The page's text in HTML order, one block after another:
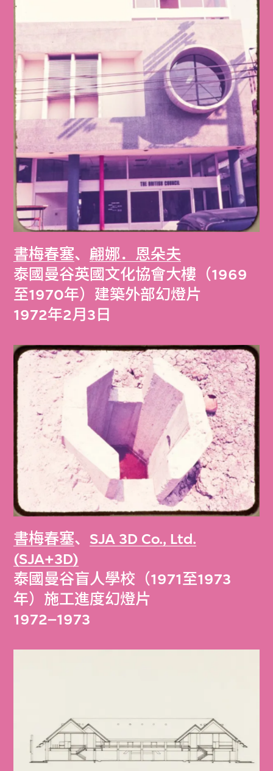
書梅春塞、翩娜．恩朵夫
泰國曼谷英國文化協會大樓（1969
至1970年）建築外部幻燈片
1972年2月3日
書梅春塞、 SJA 3D Co., Ltd.
(SJA+3D)
泰國曼谷盲人學校（1971至1973
年）施工進度幻燈片
1972–1973